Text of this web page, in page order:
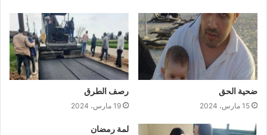
ضحية الحق
15 مارس، 2024
رصف الطرق
19 مارس، 2024
لمة رمضان